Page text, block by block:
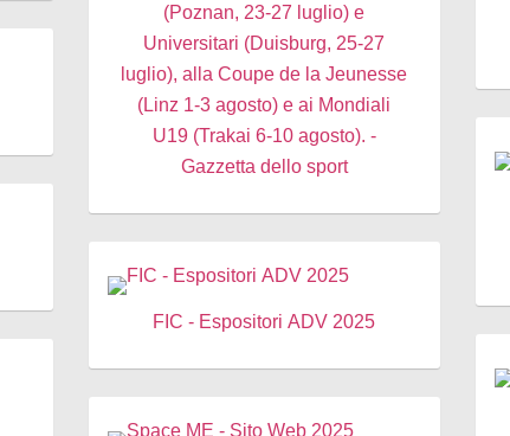
(Poznan, 23-27 luglio) e
Universitari (Duisburg, 25-27
luglio), alla Coupe de la Jeunesse
(Linz 1-3 agosto) e ai Mondiali
U19 (Trakai 6-10 agosto). -
Gazzetta dello sport
FIC - Espositori ADV 2025